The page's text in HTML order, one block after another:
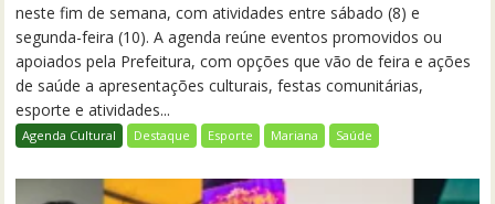
neste fim de semana, com atividades entre sábado (8) e
segunda-feira (10). A agenda reúne eventos promovidos ou
apoiados pela Prefeitura, com opções que vão de feira e ações
de saúde a apresentações culturais, festas comunitárias,
esporte e atividades...
Agenda Cultural Destaque Esporte Mariana Saúde